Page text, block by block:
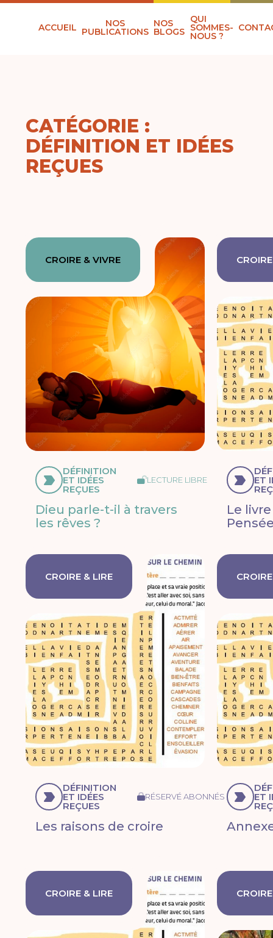
ACCUEIL NOS
PUBLICATIONS
NOS
BLOGS
QUI
SOMMES-
NOUS ?
CATÉGORIE :
DÉFINITION ET IDÉES
REÇUES
CROIRE & VIVRE
DÉFINITION
ET IDÉES
REÇUES
LECTURE LIBRE
Dieu parle-t-il à travers
les rêves ?
ET
Le
CROIRE & LIRE
DÉFINITION
ET IDÉES
REÇUES
RÉSERVÉ ABONNÉS
Les raisons de croire
ET
CROIRE & LIRE